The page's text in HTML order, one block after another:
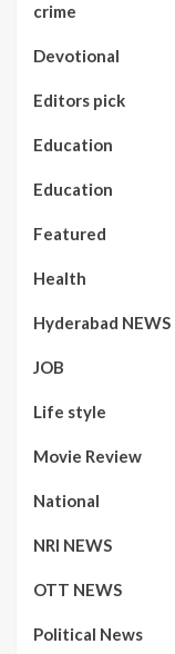
crime
Devotional
Editors pick
Education
Education
Featured
Health
Hyderabad NEWS
JOB
Life style
Movie Review
National
NRI NEWS
OTT NEWS
Political News